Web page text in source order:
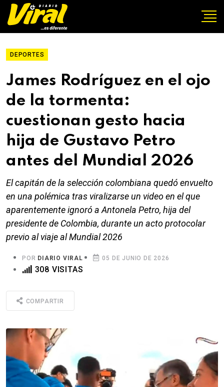
DEPORTES
James Rodríguez en el ojo
de la tormenta:
cuestionan gesto hacia
hija de Gustavo Petro
antes del Mundial 2026
El capitán de la selección colombiana quedó envuelto
en una polémica tras viralizarse un video en el que
aparentemente ignoró a Antonela Petro, hija del
presidente de Colombia, durante un acto protocolar
previo al viaje al Mundial 2026
POR DIARIO VIRAL 05 DE JUNIO DE 2026
308 VISITAS
COMPARTIR